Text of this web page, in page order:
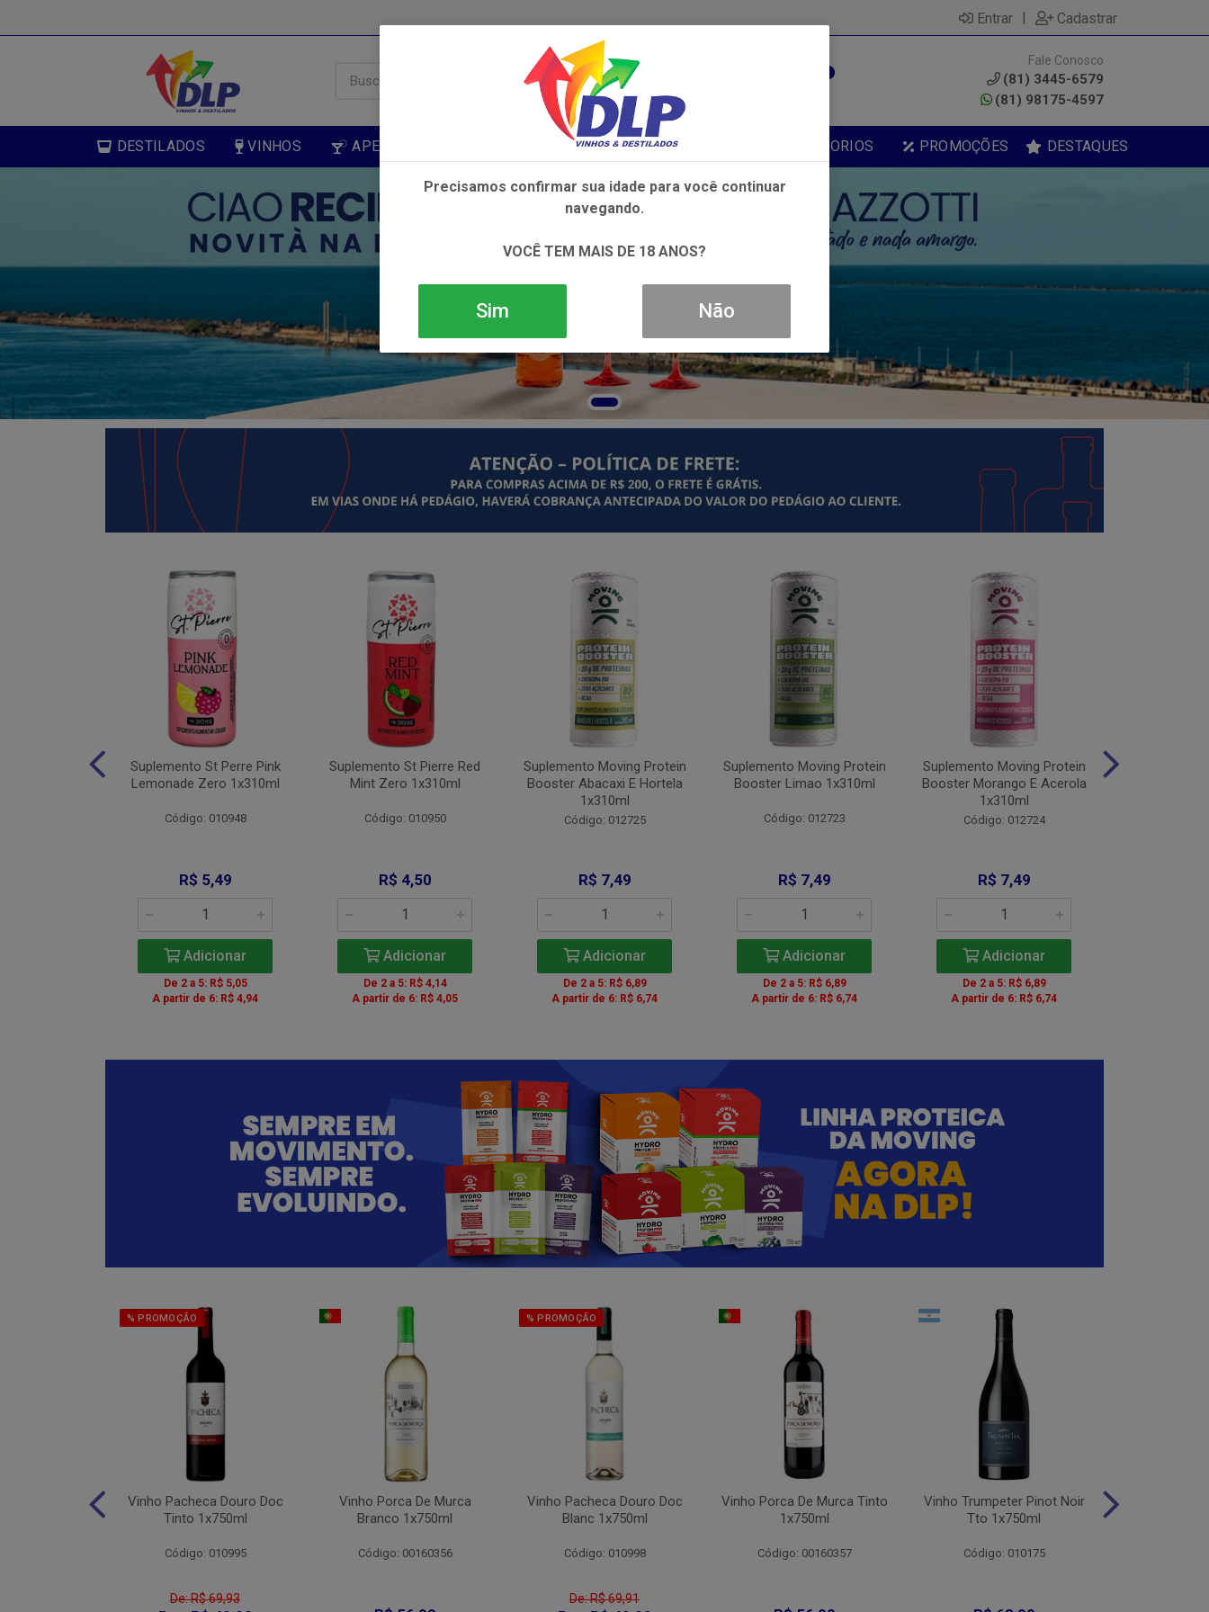
Entrar | Cadastrar
Fale Conosco
(81) 3445-6579
(81) 98175-4597
DESTILADOS VINHOS APERITIVOS NÃO ALCOÓLICOS ALIMENTOS ACESSORIOS PROMOÇÕES DESTAQUES
Suplemento St Perre Pink
Lemonade Zero 1x310ml
Código: 010948
R$ 5,49
Adicionar
De 2 a 5: R$ 5,05
A partir de 6: R$ 4,94
Suplemento St Pierre Red
Mint Zero 1x310ml
Código: 010950
R$ 4,50
Adicionar
De 2 a 5: R$ 4,14
A partir de 6: R$ 4,05
Suplemento Moving Protein
Booster Abacaxi E Hortela
1x310ml
Código: 012725
R$ 7,49
Adicionar
De 2 a 5: R$ 6,89
A partir de 6: R$ 6,74
Suplemento Moving Protein
Booster Limao 1x310ml
Código: 012723
R$ 7,49
Adicionar
De 2 a 5: R$ 6,89
A partir de 6: R$ 6,74
Suplemento Moving Protein
Booster Morango E Acerola
1x310ml
Código: 012724
R$ 7,49
Adicionar
De 2 a 5: R$ 6,89
A partir de 6: R$ 6,74
% PROMOÇÃO
Vinho Pacheca Douro Doc
Tinto 1x750ml
Código: 010995
De: R$ 69,93
Vinho Porca De Murca
Branco 1x750ml
Código: 00160356
% PROMOÇÃO
Vinho Pacheca Douro Doc
Blanc 1x750ml
Código: 010998
De: R$ 69,91
Vinho Porca De Murca Tinto
1x750ml
Código: 00160357
Vinho Trumpeter Pinot Noir
Tto 1x750ml
Código: 010175
Precisamos confirmar sua idade para você continuar
navegando.
VOCÊ TEM MAIS DE 18 ANOS?
Sim Não